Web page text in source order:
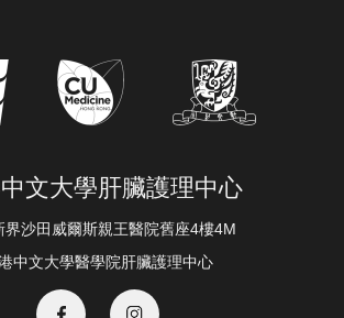
文大學肝臟護理中心
界沙田威爾斯親王醫院舊座4樓4M
中文大學醫學院肝臟護理中心